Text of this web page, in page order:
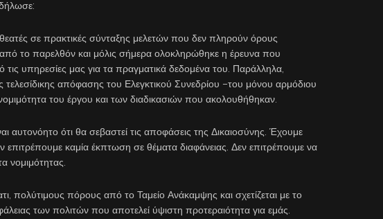
θεατές σε πρακτικές σύνταξης μελετών που δεν πληρούν όρους
από το παρελθόν και μόλις σήμερα ολοκληρώθηκε η έρευνα που
τις υπηρεσίες μας για τα πραγματικά δεδομένα του. Παράλληλα,
τελεσίδικης απόφασης του Ελεγκτικού Συνεδρίου –του μόνου αρμόδιου
του έργου και των διαδικασιών που ακολουθήθηκαν.
αυτονόητο ότι θα σεβαστεί τις αποφάσεις της Δικαιοσύνης. Έχουμε
επιτρέπουμε καμία έκπτωση σε θέματα διαφάνειας. Δεν επιτρέπουμε να
νομιμότητας.
πολύτιμους πόρους από το Ταμείο Ανάκαμψης και σχετίζεται με το
των πολιτών που αποτελεί ύψιστη προτεραιότητα για εμάς.